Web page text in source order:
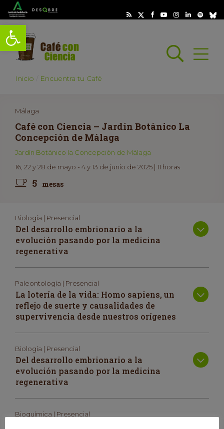
Abrir barra de herramientas
Abrir
Inicio Encuentra tu Café
Málaga
Café con Ciencia – Jardín Botánico La
Concepción de Málaga
Jardín Botánico la Concepción de Málaga
16, 22 y 28 de mayo - 4 y 13 de junio de 2025 | 11 horas
5 mesas
Biología | Presencial
Del desarrollo embrionario a la
evolución pasando por la medicina
regenerativa
Paleontología | Presencial
La lotería de la vida: Homo sapiens, un
reflejo de suerte y causalidades de
supervivencia desde nuestros orígenes
Biología | Presencial
Del desarrollo embrionario a la
evolución pasando por la medicina
regenerativa
Bioquímica | Presencial